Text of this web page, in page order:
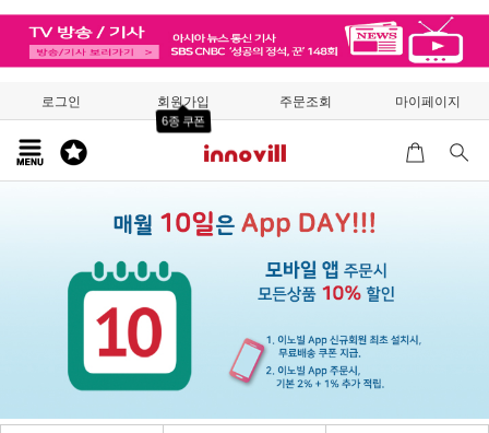
로그인 회원가입
6종 쿠폰
주문조회 마이페이지